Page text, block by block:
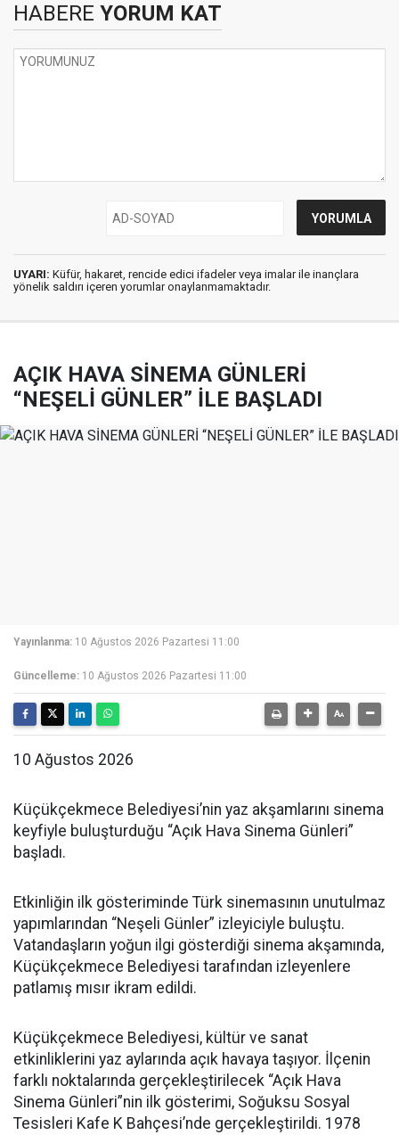
HABERE YORUM KAT
UYARI: Küfür, hakaret, rencide edici ifadeler veya imalar ile inançlara
yönelik saldırı içeren yorumlar onaylanmamaktadır.
AÇIK HAVA SİNEMA GÜNLERİ
“NEŞELİ GÜNLER” İLE BAŞLADI
Yayınlanma: 10 Ağustos 2026 Pazartesi 11:00
Güncelleme: 10 Ağustos 2026 Pazartesi 11:00
10 Ağustos 2026
Küçükçekmece Belediyesi’nin yaz akşamlarını sinema
keyfiyle buluşturduğu “Açık Hava Sinema Günleri”
başladı.
Etkinliğin ilk gösteriminde Türk sinemasının unutulmaz
yapımlarından “Neşeli Günler” izleyiciyle buluştu.
Vatandaşların yoğun ilgi gösterdiği sinema akşamında,
Küçükçekmece Belediyesi tarafından izleyenlere
patlamış mısır ikram edildi.
Küçükçekmece Belediyesi, kültür ve sanat
etkinliklerini yaz aylarında açık havaya taşıyor. İlçenin
farklı noktalarında gerçekleştirilecek “Açık Hava
Sinema Günleri”nin ilk gösterimi, Soğuksu Sosyal
Tesisleri Kafe K Bahçesi’nde gerçekleştirildi. 1978